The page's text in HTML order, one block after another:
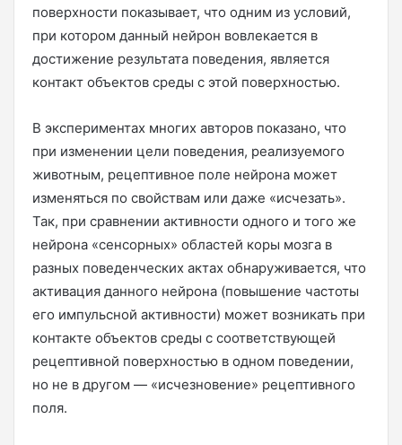
поверхности показывает, что одним из условий,
при котором данный нейрон вовлекается в
достижение результата поведения, является
контакт объектов среды с этой поверхностью.
В экспериментах многих авторов показано, что
при изменении цели поведения, реализуемого
животным, рецептивное поле нейрона может
изменяться по свойствам или даже «исчезать».
Так, при сравнении активности одного и того же
нейрона «сенсорных» областей коры мозга в
разных поведенческих актах обнаруживается, что
активация данного нейрона (повышение частоты
его импульсной активности) может возникать при
контакте объектов среды с соответствующей
рецептивной поверхностью в одном поведении,
но не в другом — «исчезновение» рецептивного
поля.